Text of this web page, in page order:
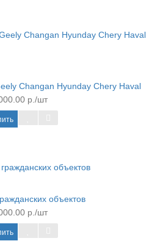
Changan Hyunday Chery Haval
р./шт
объектов
р./шт